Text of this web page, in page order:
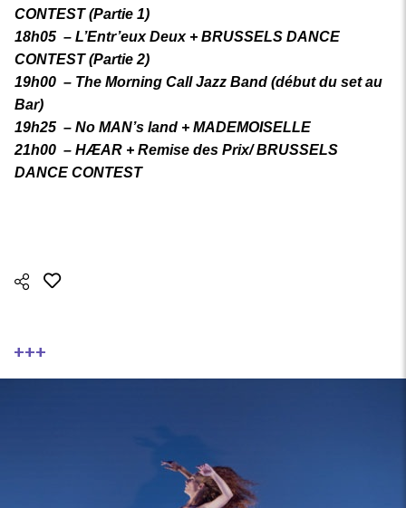
CONTEST (Partie 1)
18h05 – L’Entr’eux Deux + BRUSSELS DANCE
CONTEST (Partie 2)
19h00 – The Morning Call Jazz Band (début du set au
Bar)
19h25 – No MAN’s land + MADEMOISELLE
21h00 – HÆAR + Remise des Prix/ BRUSSELS
DANCE CONTEST
+++